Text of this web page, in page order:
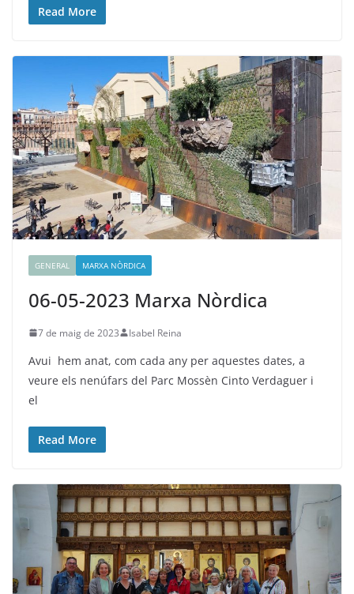
Read More
GENERAL MARXA NÒRDICA
06-05-2023 Marxa Nòrdica
7 de maig de 2023 Isabel Reina
Avui hem anat, com cada any per aquestes dates, a
veure els nenúfars del Parc Mossèn Cinto Verdaguer i
el
Read More